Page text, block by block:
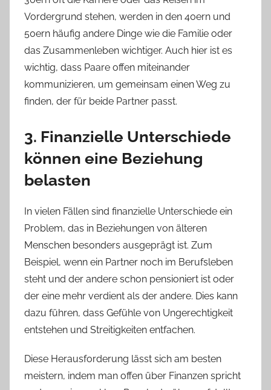
Vordergrund stehen, werden in den 40ern und
50ern häufig andere Dinge wie die Familie oder
das Zusammenleben wichtiger. Auch hier ist es
wichtig, dass Paare offen miteinander
kommunizieren, um gemeinsam einen Weg zu
finden, der für beide Partner passt.
3. Finanzielle Unterschiede
können eine Beziehung
belasten
In vielen Fällen sind finanzielle Unterschiede ein
Problem, das in Beziehungen von älteren
Menschen besonders ausgeprägt ist. Zum
Beispiel, wenn ein Partner noch im Berufsleben
steht und der andere schon pensioniert ist oder
der eine mehr verdient als der andere. Dies kann
dazu führen, dass Gefühle von Ungerechtigkeit
entstehen und Streitigkeiten entfachen.
Diese Herausforderung lässt sich am besten
meistern, indem man offen über Finanzen spricht